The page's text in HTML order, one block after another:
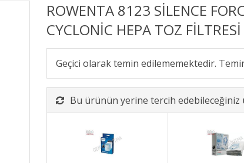
ROWENTA 8123 SİLENCE
CYCLONİC HEPA TOZ FİLTRESİ
Geçici olarak temin edilememektedir.
Bu ürünün yerine tercih